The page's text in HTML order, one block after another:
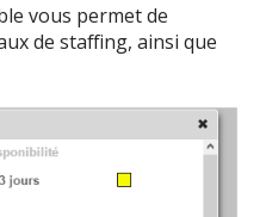
vous permet de
de staffing, ainsi que